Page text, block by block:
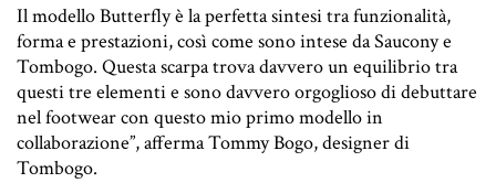
Il modello Butterfly è la perfetta sintesi tra funzionalità,
forma e prestazioni, così come sono intese da Saucony e
Tombogo. Questa scarpa trova davvero un equilibrio tra
questi tre elementi e sono davvero orgoglioso di debuttare
nel footwear con questo mio primo modello in
collaborazione”, afferma Tommy Bogo, designer di
Tombogo.